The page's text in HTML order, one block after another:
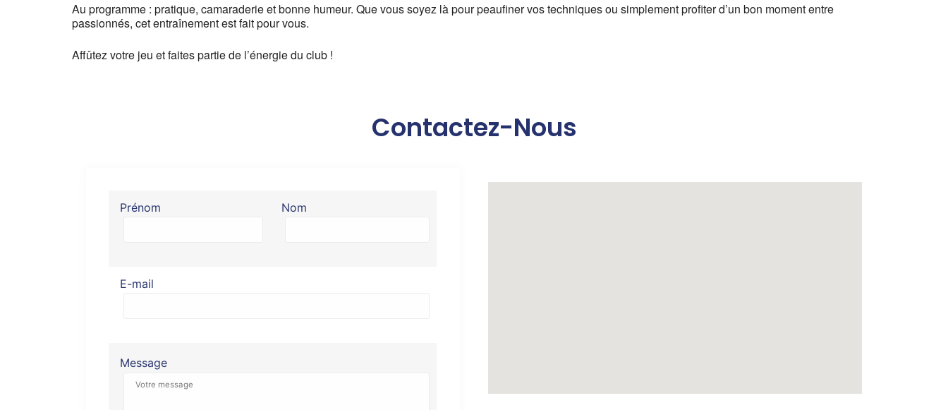
Au programme : pratique, camaraderie et bonne humeur. Que vous soyez là pour peaufiner vos techniques ou simplement profiter d’un bon moment entre
passionnés, cet entraînement est fait pour vous.
Affûtez votre jeu et faites partie de l’énergie du club !
Contactez-Nous
Prénom Nom
E-mail
Message